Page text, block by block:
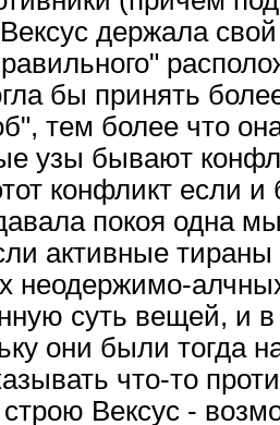
держала
бы принять
тем более что
узы бывают
конфликт если
покоя одна
активные
неодержимо-
суть вещей, и
они были тогда
что-то
Вексус -